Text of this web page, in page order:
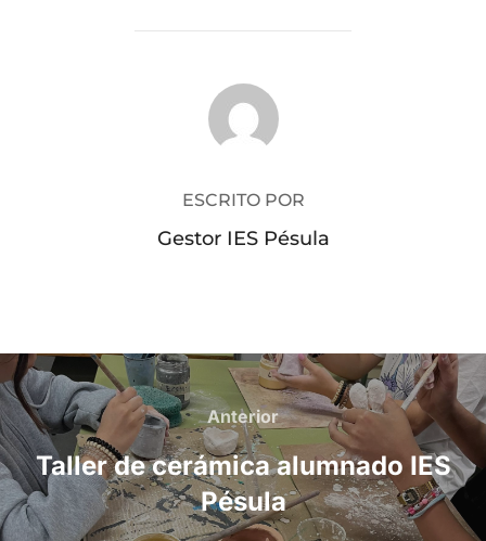
AUTOR DE LA PUBLICACIÓN
ESCRITO POR
Gestor IES Pésula
Navegación
de
entradas
Anterior
Anterior
Taller de cerámica alumnado IES
Pésula